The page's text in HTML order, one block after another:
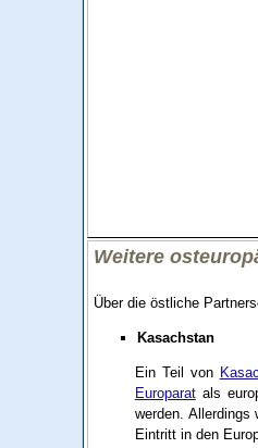
Weitere
Über die östliche
Kasachstan
Ein Teil von
Europaratals
werden.
Eintritt in den